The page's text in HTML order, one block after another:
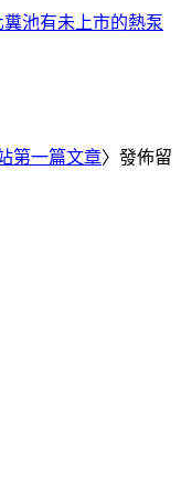
池有未上市的熱泵
第一篇文章〉發佈留